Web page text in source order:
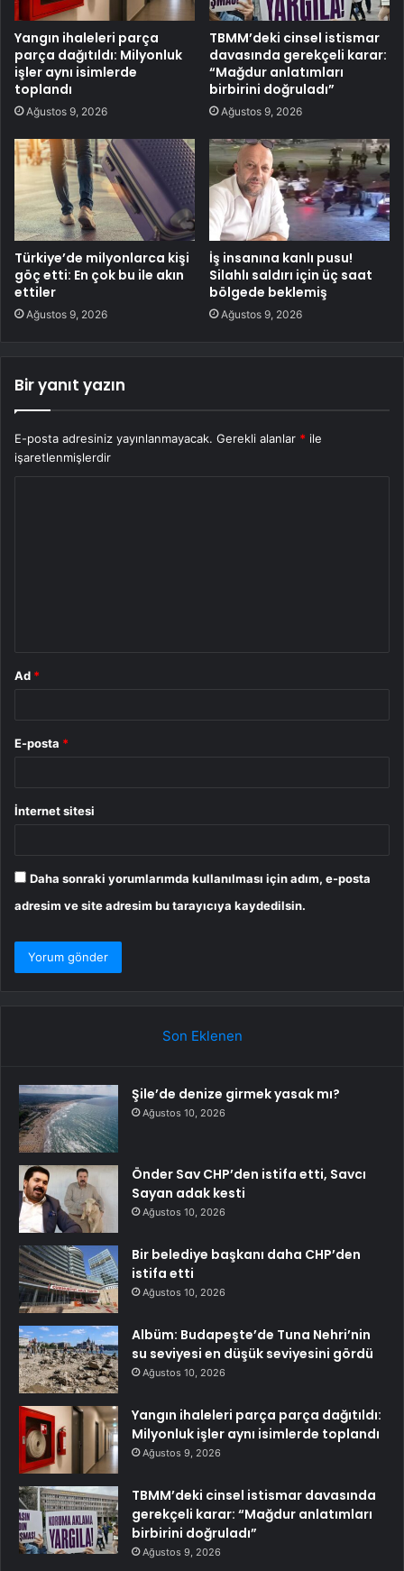
Yangın ihaleleri parça
parça dağıtıldı: Milyonluk
işler aynı isimlerde
toplandı
Ağustos 9, 2026
TBMM’deki cinsel istismar
davasında gerekçeli karar:
“Mağdur anlatımları
birbirini doğruladı”
Ağustos 9, 2026
Türkiye’de milyonlarca kişi
göç etti: En çok bu ile akın
ettiler
Ağustos 9, 2026
İş insanına kanlı pusu!
Silahlı saldırı için üç saat
bölgede beklemiş
Ağustos 9, 2026
Bir yanıt yazın
E-posta adresiniz yayınlanmayacak. Gerekli alanlar * ile
işaretlenmişlerdir
Ad *
E-posta *
İnternet sitesi
Daha sonraki yorumlarımda kullanılması için adım, e-posta
adresim ve site adresim bu tarayıcıya kaydedilsin.
Son Eklenen
Şile’de denize girmek yasak mı?
Ağustos 10, 2026
Önder Sav CHP’den istifa etti, Savcı
Sayan adak kesti
Ağustos 10, 2026
Bir belediye başkanı daha CHP’den
istifa etti
Ağustos 10, 2026
Albüm: Budapeşte’de Tuna Nehri’nin
su seviyesi en düşük seviyesini gördü
Ağustos 10, 2026
Yangın ihaleleri parça parça dağıtıldı:
Milyonluk işler aynı isimlerde toplandı
Ağustos 9, 2026
TBMM’deki cinsel istismar davasında
gerekçeli karar: “Mağdur anlatımları
birbirini doğruladı”
Ağustos 9, 2026